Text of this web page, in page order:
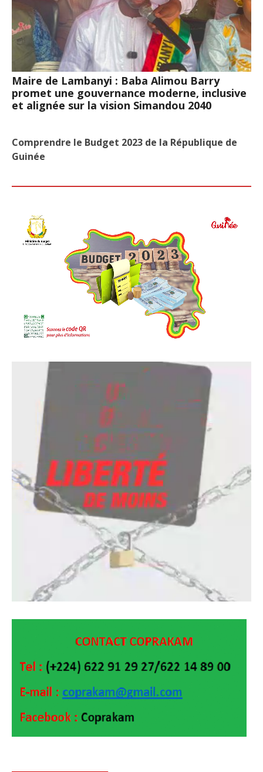
Maire de Lambanyi : Baba Alimou Barry
promet une gouvernance moderne, inclusive
et alignée sur la vision Simandou 2040
Comprendre le Budget 2023 de la République de
Guinée